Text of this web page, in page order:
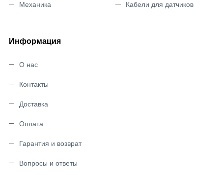
Механика Кабели для датчиков
Информация
О нас
Контакты
Доставка
Оплата
Гарантия и возврат
Вопросы и ответы